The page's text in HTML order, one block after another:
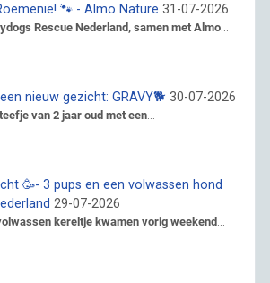
🐾 - Almo Nature 31-07-2026
Rescue Nederland, samen met Almo
nieuw gezicht: GRAVY🐕 30-07-2026
van 2 jaar oud met een
🥳- 3 pups en een volwassen hond
29-07-2026
kereltje kwamen vorig weekend